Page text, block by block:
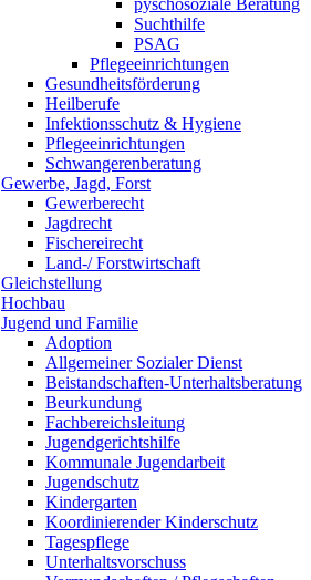
pyschosoziale Beratung
Suchthilfe
PSAG
Pflegeeinrichtungen
Gesundheitsförderung
Heilberufe
Infektionsschutz & Hygiene
Pflegeeinrichtungen
Schwangerenberatung
Gewerbe, Jagd, Forst
Gewerberecht
Jagdrecht
Fischereirecht
Land-/ Forstwirtschaft
Gleichstellung
Hochbau
Jugend und Familie
Adoption
Allgemeiner Sozialer Dienst
Beistandschaften-Unterhaltsberatung
Beurkundung
Fachbereichsleitung
Jugendgerichtshilfe
Kommunale Jugendarbeit
Jugendschutz
Kindergarten
Koordinierender Kinderschutz
Tagespflege
Unterhaltsvorschuss